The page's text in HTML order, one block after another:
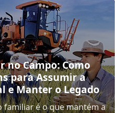
no Campo: Como
para Assumir a
e Manter o Legado
familiar é o que mantém a